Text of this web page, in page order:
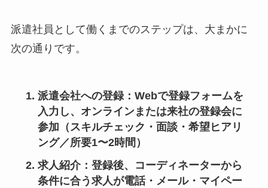
派遣社員として働くまでのステップは、大まかに
次の通りです。
派遣会社への登録：Webで登録フォームを
入力し、オンラインまたは来社の登録会に
参加（スキルチェック・面談・希望ヒアリ
ング／所要1〜2時間）
求人紹介：登録後、コーディネーターから
条件に合う求人が電話・メール・マイペー